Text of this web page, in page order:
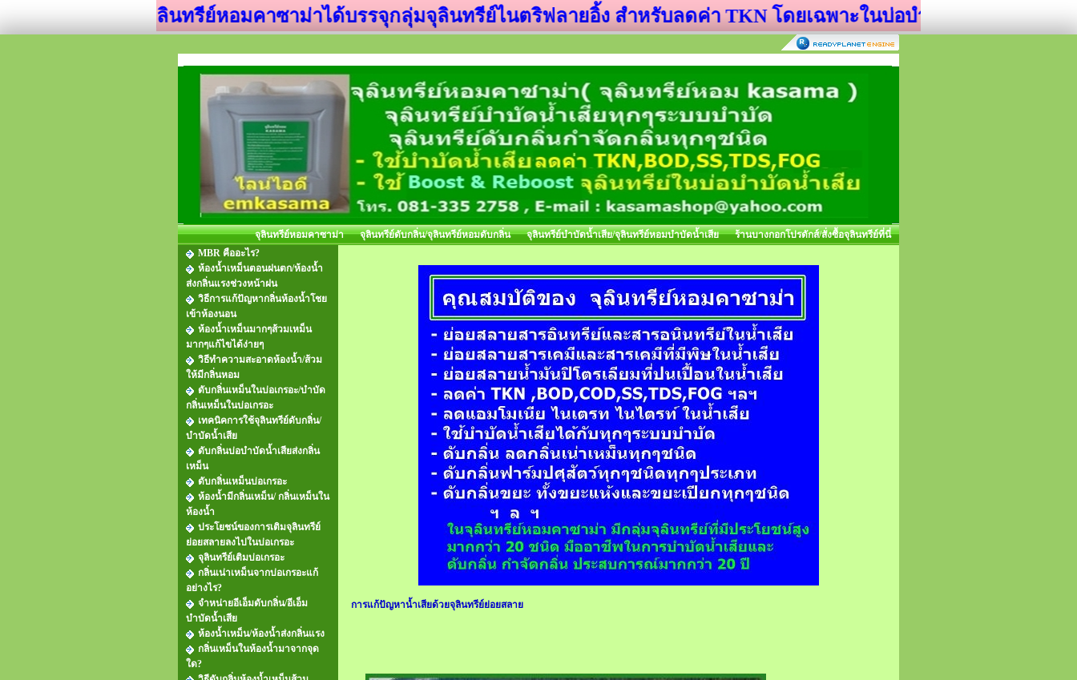
จุลินทรีย์หอมคาซาม่าได้บรรจุกลุ่มจุลินทรีย์ไนตริฟลายอิ้ง สำหรับลดค่า TKN โดยเฉพาะในบ่อบำบัดน้ำเสีย
จุลินทรีย์หอมคาซาม่า จุลินทรีย์ดับกลิ่น/จุลินทรีย์หอมดับกลิ่น จุลินทรีย์บำบัดน้ำเสีย/จุลินทรีย์หอมบำบัดน้ำเสีย
ร้านบางกอกโปรดักส์/สั่งซื้อจุลินทรีย์ที่นี่
MBR คืออะไร?
ห้องน้ำเหม็นตอนฝนตก/ห้องน้ำ
ส่งกลิ่นแรงช่วงหน้าฝน
วิธีการแก้ปัญหากลิ่นห้องน้ำโชย
เข้าห้องนอน
ห้องน้ำเหม็นมากๆส้วมเหม็น
มากๆแก้ไขได้ง่ายๆ
วิธีทำความสะอาดห้องน้ำ/ส้วม
ให้มีกลิ่นหอม
ดับกลิ่นเหม็นในบ่อเกรอะ/บำบัด
กลิ่นเหม็นในบ่อเกรอะ
เทคนิคการใช้จุลินทรีย์ดับกลิ่น/
บำบัดน้ำเสีย
ดับกลิ่นบ่อบำบัดน้ำเสียส่งกลิ่น
เหม็น
ดับกลิ่นเหม็นบ่อเกรอะ
ห้องน้ำมีกลิ่นเหม็น/ กลิ่นเหม็นใน
ห้องน้ำ
ประโยชน์ของการเติมจุลินทรีย์
ย่อยสลายลงไปในบ่อเกรอะ
จุลินทรีย์เติมบ่อเกรอะ
กลิ่นเน่าเหม็นจากบ่อเกรอะแก้
อย่างไร?
จำหน่ายอีเอ็มดับกลิ่น/อีเอ็ม
บำบัดน้ำเสีย
ห้องน้ำเหม็น/ห้องน้ำส่งกลิ่นแรง
กลิ่นเหม็นในห้องน้ำมาจากจุด
ใด?
การแก้ปัญหาน้ำเสียด้วยจุลินทรีย์ย่อยสลาย